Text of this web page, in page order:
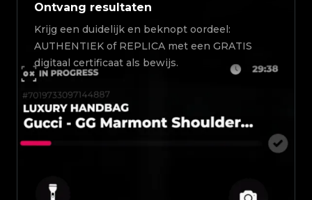
Ontvang resultaten
Krijg een duidelijk en beknopt oordeel:
AUTHENTIEK of REPLICA met een GRATIS
digitaal certificaat als bewijs.